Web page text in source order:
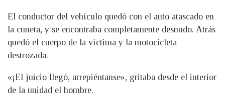
El conductor del vehículo quedó con el auto atascado en
la cuneta, y se encontraba completamente desnudo. Atrás
quedó el cuerpo de la víctima y la motocicleta
destrozada.
«¡El juicio llegó, arrepiéntanse», gritaba desde el interior
de la unidad el hombre.